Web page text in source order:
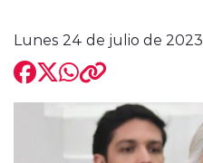
Lunes 24 de julio de 2023